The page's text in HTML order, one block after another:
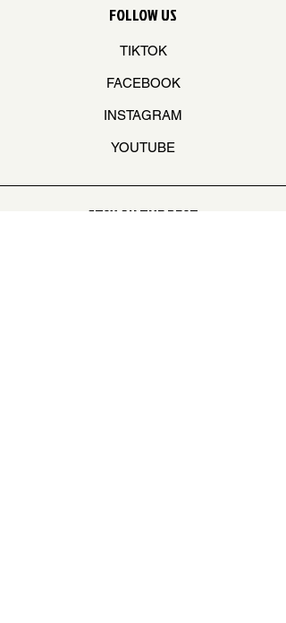
FOLLOW US
TIKTOK
FACEBOOK
INSTAGRAM
YOUTUBE
STAY ON THE BEAT